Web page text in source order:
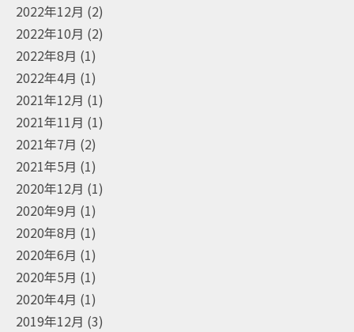
2022年12月 (2)
2022年10月 (2)
2022年8月 (1)
2022年4月 (1)
2021年12月 (1)
2021年11月 (1)
2021年7月 (2)
2021年5月 (1)
2020年12月 (1)
2020年9月 (1)
2020年8月 (1)
2020年6月 (1)
2020年5月 (1)
2020年4月 (1)
2019年12月 (3)